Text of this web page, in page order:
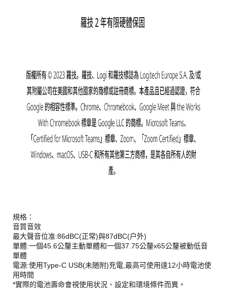
規格：
音質音效
最大聲音位准:86dBC(正常)與87dBC(户外)
單體:一個45.6公釐主動單體和一個37.75公釐x65公釐被動低音
單體
電源:使用Type-C USB(未随附)充電,最高可使用達12小時電池使
用時間
*實際的電池壽命會視使用状況、設定和環境條件而異。